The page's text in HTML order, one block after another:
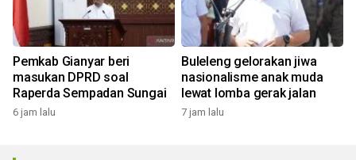
Pemkab Gianyar beri
masukan DPRD soal
Raperda Sempadan Sungai
6 jam lalu
Buleleng gelorakan jiwa
nasionalisme anak muda
lewat lomba gerak jalan
7 jam lalu